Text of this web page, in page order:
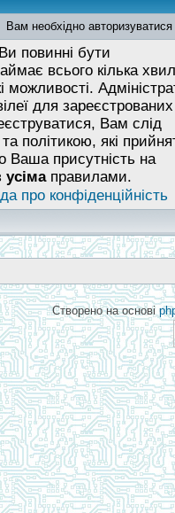
Вам необхідно
повинні бути
всього кілька
для зареєстрованих
Вам слід
політикою, які
Ваша присутність на
усімаправилами.
про конфіденційність
Створено на основі